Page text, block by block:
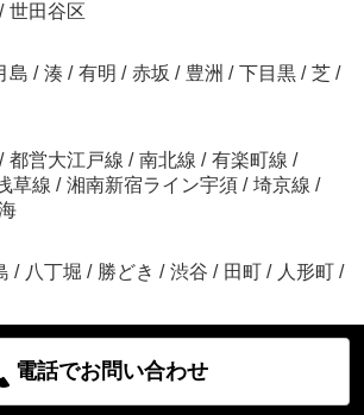
/ 世田谷区
島 / 湊 / 有明 / 赤坂 / 豊洲 / 下目黒 / 芝 /
/ 都営大江戸線 / 南北線 / 有楽町線 /
草線 / 湘南新宿ライン宇須 / 埼京線 /
/ 八丁堀 / 勝どき / 渋谷 / 田町 / 人形町 /
電話でお問い合わせ